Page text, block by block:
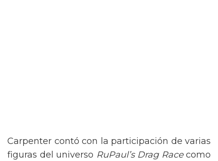
Carpenter contó con la participación de varias
figuras del universo RuPaul’s Drag Racecomo